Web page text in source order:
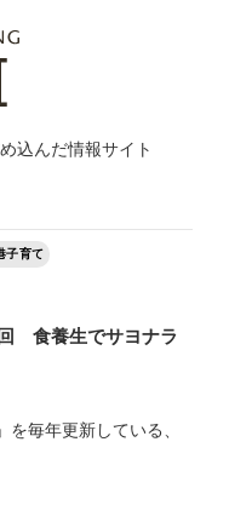
込んだ情報サイト
子育て
食養生でサヨナラ
を毎年更新している、